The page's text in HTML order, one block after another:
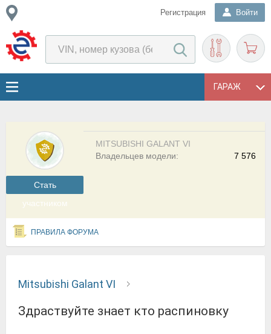
Регистрация Войти
ГАРАЖ
Cтать
участником
MITSUBISHI GALANT VI
7 576
Владельцев модели:
ПРАВИЛА ФОРУМА
Mitsubishi Galant VI
Здраствуйте знает кто распиновку